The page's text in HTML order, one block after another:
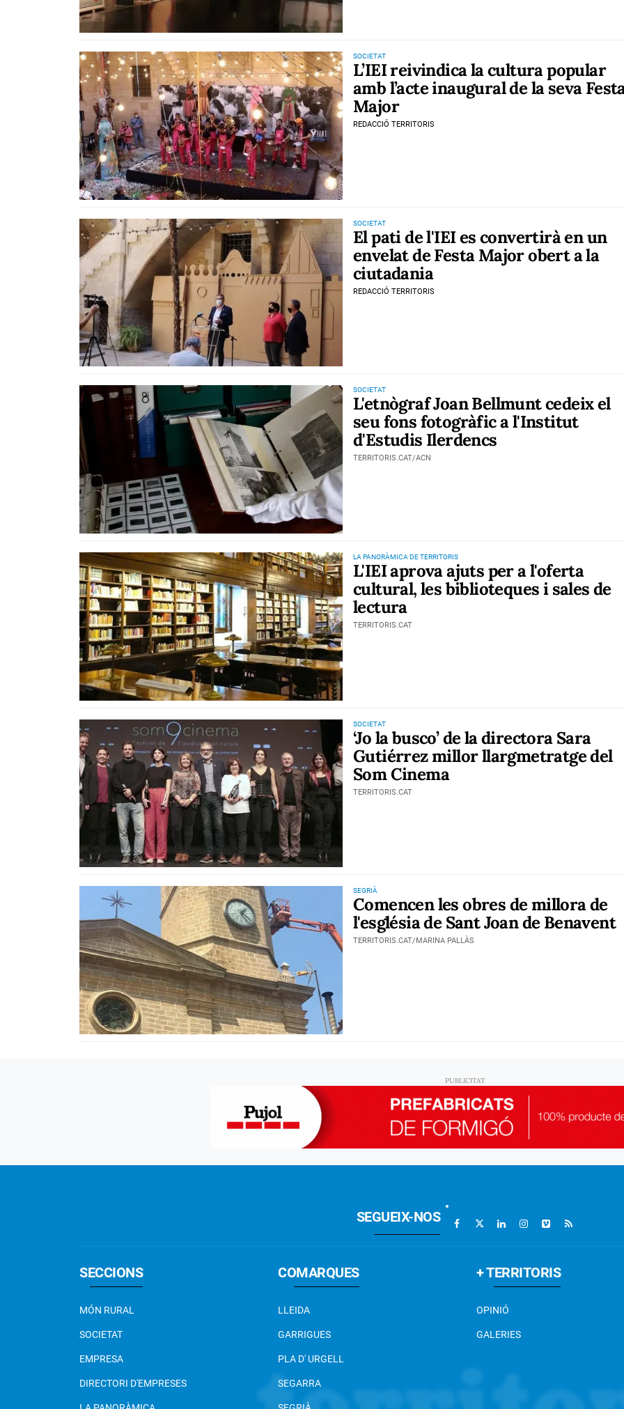
SOCIETAT
L’IEI reivindica la cultura popular
amb l’acte inaugural de la seva
Major
REDACCIÓ TERRITORIS
SOCIETAT
El pati de l'IEI es convertirà en un
envelat de Festa Major obert a la
ciutadania
REDACCIÓ TERRITORIS
SOCIETAT
L'etnògraf Joan Bellmunt cedeix el
seu fons fotogràfic a l'Institut
d'Estudis Ilerdencs
TERRITORIS.CAT/ACN
LA PANORÀMICA DE TERRITORIS
L'IEI aprova ajuts per a l'oferta
cultural, les biblioteques i sales de
lectura
TERRITORIS.CAT
SOCIETAT
‘Jo la busco’ de la directora Sara
Gutiérrez millor llargmetratge del
Som Cinema
TERRITORIS.CAT
SEGRIÀ
Comencen les obres de millora de
l'església de Sant Joan de Benavent
TERRITORIS.CAT/MARINA PALLÀS
SEGUEIX-NOS
SECCIONS
MÓN RURAL
SOCIETAT
EMPRESA
DIRECTORI D'EMPRESES
COMARQUES
LLEIDA
GARRIGUES
PLA D' URGELL
SEGARRA
+ TERRITORIS
OPINIÓ
GALERIES